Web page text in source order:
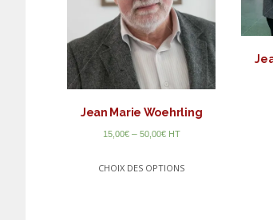
Jean Marie Woehrling
15,00€– 50,00€ HT
CHOIX DES OPTIONS